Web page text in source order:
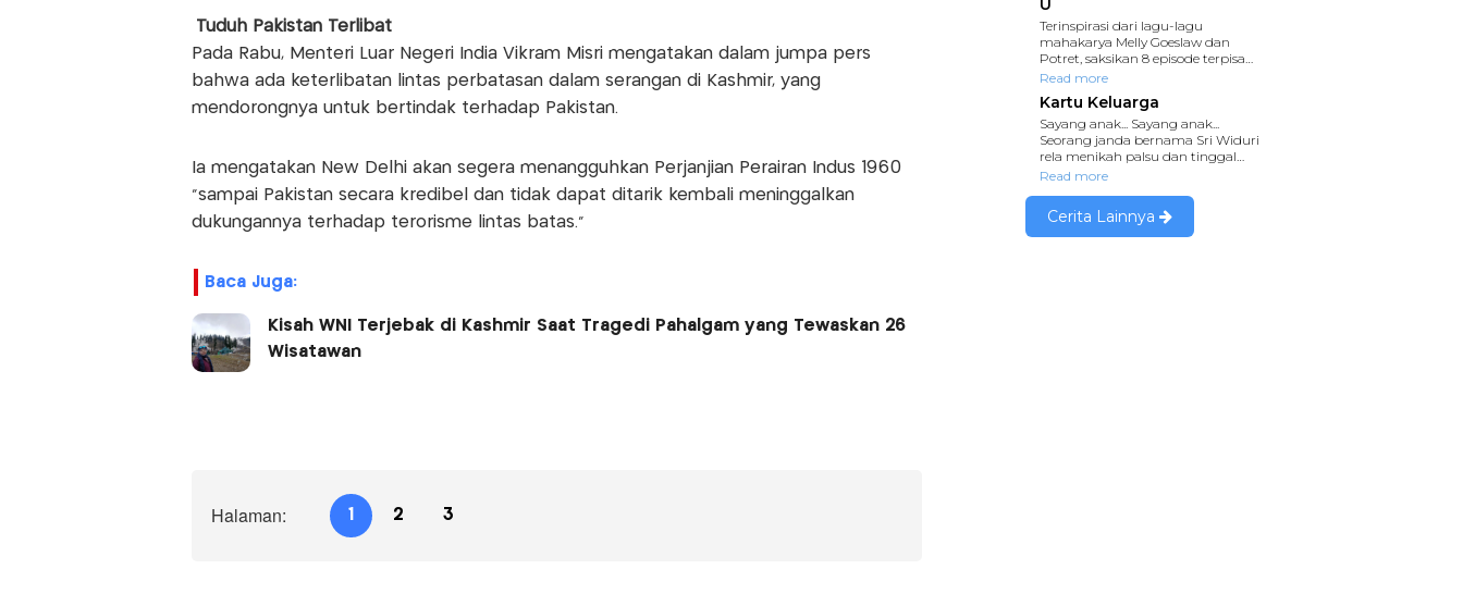
Tuduh Pakistan Terlibat
Pada Rabu, Menteri Luar Negeri India Vikram Misri mengatakan dalam jumpa pers
bahwa ada keterlibatan lintas perbatasan dalam serangan di Kashmir, yang
mendorongnya untuk bertindak terhadap Pakistan.
Ia mengatakan New Delhi akan segera menangguhkan Perjanjian Perairan Indus 1960
"sampai Pakistan secara kredibel dan tidak dapat ditarik kembali meninggalkan
dukungannya terhadap terorisme lintas batas."
Baca Juga:
Kisah WNI Terjebak di Kashmir Saat Tragedi Pahalgam yang Tewaskan 26
Wisatawan
Halaman: 1 2 3